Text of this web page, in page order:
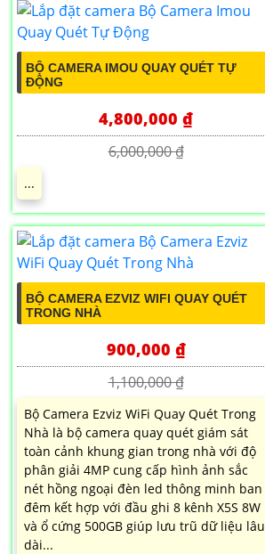
BỘ CAMERA IMOU QUAY QUÉT TỰ
ĐỘNG
4,800,000 ₫
6,000,000 ₫
...
BỘ CAMERA EZVIZ WIFI QUAY QUÉT
TRONG NHÀ
900,000 ₫
1,100,000 ₫
Bộ Camera Ezviz WiFi Quay Quét Trong
Nhà là bộ camera quay quét giám sát
toàn cảnh khung gian trong nhà với độ
phân giải 4MP cung cấp hình ảnh sắc
nét hồng ngoại đèn led thông minh ban
đêm kết hợp với đầu ghi 8 kênh X5S 8W
và ổ cứng 500GB giúp lưu trũ dữ liệu lâu
dài...